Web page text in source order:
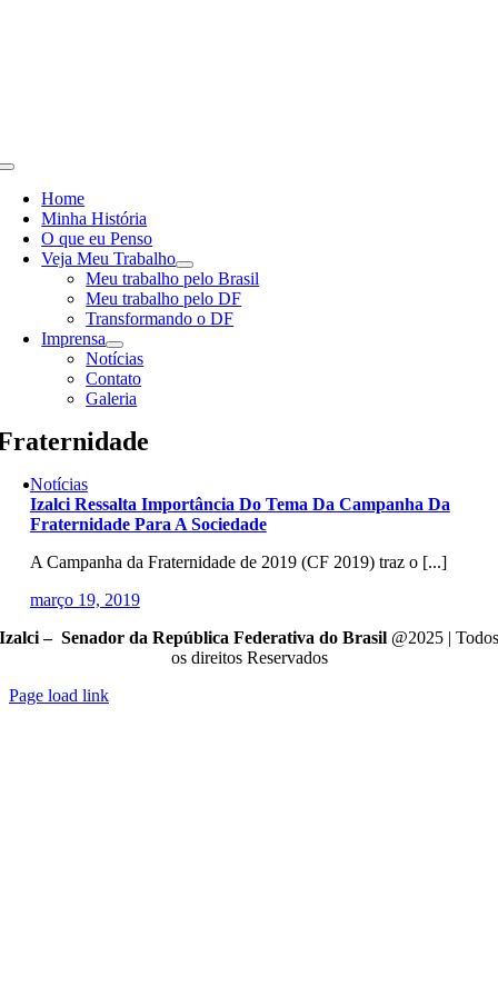
Toggle
NavigationHome
Minha História
O que eu Penso
Veja Meu Trabalho
Meu trabalho pelo Brasil
Meu trabalho pelo DF
Transformando o DF
Imprensa
Notícias
Contato
Galeria
Notícias
Izalci Ressalta Importância Do Tema Da Campanha Da
Fraternidade Para A Sociedade
A Campanha da Fraternidade de 2019 (CF 2019) traz o [...]
março 19, 2019
Izalci – Senador da República Federativa do Brasil @2025 | Todos
os direitos Reservados
Page load link